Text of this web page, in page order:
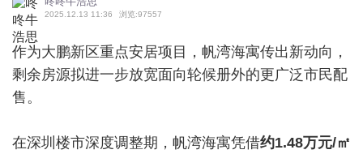
2025.12.13 11:36 浏览:97557
作为大鹏新区重点安居项目，帆湾海寓传出新动向，
剩余房源拟进一步放宽面向轮候册外的更广泛市民配
售。
在深圳楼市深度调整期，帆湾海寓凭借约1.48万元/㎡